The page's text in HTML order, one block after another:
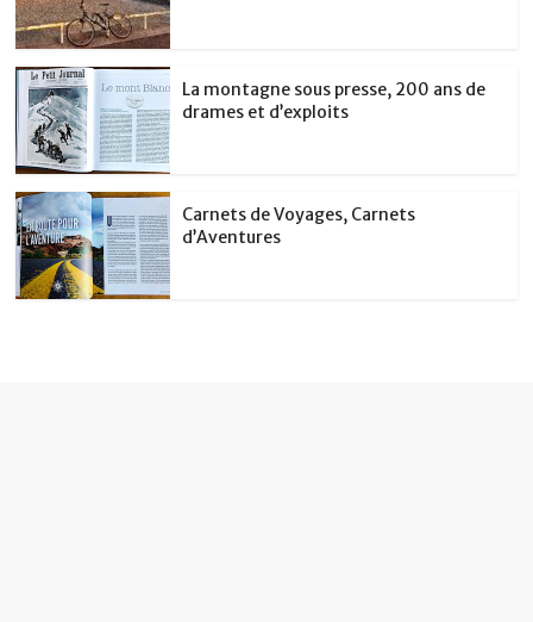
La montagne sous presse, 200 ans de
drames et d’exploits
Carnets de Voyages, Carnets
d’Aventures